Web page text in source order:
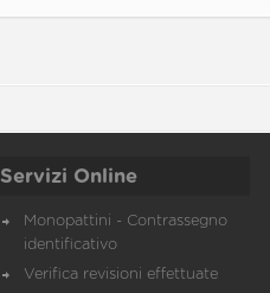
Servizi Online
Monopattini - Contrassegno
identificativo
Verifica revisioni effettuate